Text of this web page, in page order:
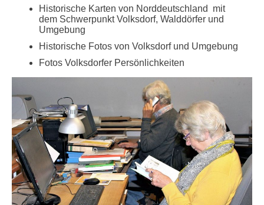
Historische Karten von Norddeutschland mit
dem Schwerpunkt Volksdorf, Walddörfer und
Umgebung
Historische Fotos von Volksdorf und Umgebung
Fotos Volksdorfer Persönlichkeiten